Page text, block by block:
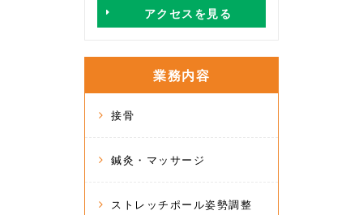
アクセスを見る
業務内容
接骨
鍼灸・マッサージ
ストレッチポール姿勢調整